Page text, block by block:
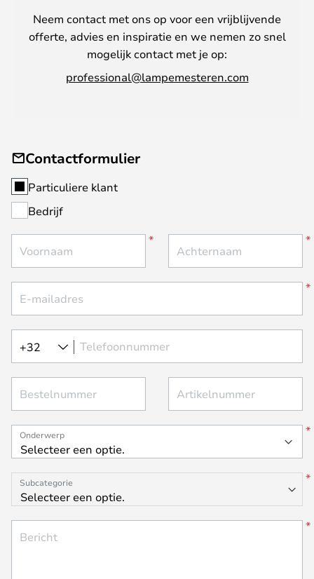
Neem contact met ons op voor een vrijblijvende
offerte, advies en inspiratie en we nemen zo snel
mogelijk contact met je op:
professional@lampemesteren.com
Contactformulier
Particuliere klant
Bedrijf
Voornaam Achternaam
E-mailadres
Telefoonnummer
+32
Bestelnummer Artikelnummer
Onderwerp
Subcategorie
Bericht